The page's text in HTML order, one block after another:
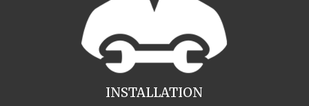
INSTALLATION